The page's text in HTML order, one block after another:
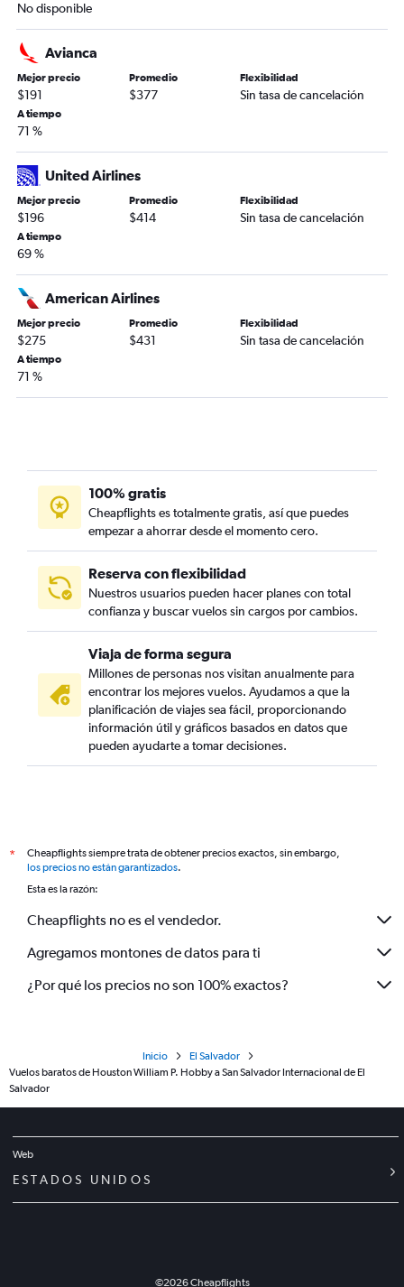
No disponible
Avianca
Mejor precio
$191
Promedio
$377
Flexibilidad
Sin tasa de cancelación
A tiempo
71 %
United Airlines
Mejor precio
$196
Promedio
$414
Flexibilidad
Sin tasa de cancelación
A tiempo
69 %
American Airlines
Mejor precio
$275
Promedio
$431
Flexibilidad
Sin tasa de cancelación
A tiempo
71 %
100% gratis
Cheapflights es totalmente gratis, así que puedes
empezar a ahorrar desde el momento cero.
Reserva con flexibilidad
Nuestros usuarios pueden hacer planes con total
confianza y buscar vuelos sin cargos por cambios.
Viaja de forma segura
Millones de personas nos visitan anualmente para
encontrar los mejores vuelos. Ayudamos a que la
planificación de viajes sea fácil, proporcionando
información útil y gráficos basados en datos que
pueden ayudarte a tomar decisiones.
*
Cheapflights siempre trata de obtener precios exactos, sin embargo,
los precios no están garantizados.
Esta es la razón:
Cheapflights no es el vendedor.
Agregamos montones de datos para ti
¿Por qué los precios no son 100% exactos?
Inicio
El Salvador
Vuelos baratos de Houston William P. Hobby a San Salvador Internacional de El
Salvador
Web
ESTADOS UNIDOS
©2026Cheapflights